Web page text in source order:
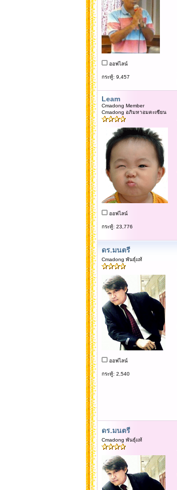
ออฟไลน์
กระทู้: 9,457
Leam
Cmadong Member
Cmadong อภิมหาอมตะเซียน
ออฟไลน์
กระทู้: 23,776
ดร.มนตรี
Cmadong พันธุ์แท้
ออฟไลน์
กระทู้: 2,540
ดร.มนตรี
Cmadong พันธุ์แท้